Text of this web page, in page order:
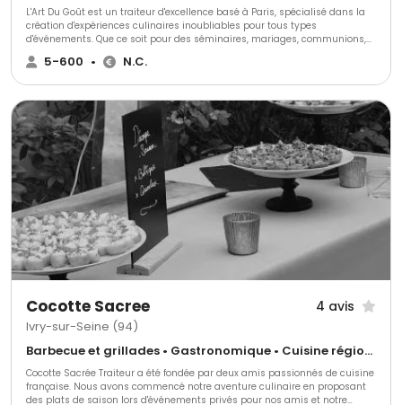
L'Art Du Goût est un traiteur d'excellence basé à Paris, spécialisé dans la
création d'expériences culinaires inoubliables pour tous types
d'événements. Que ce soit pour des séminaires, mariages, communions,
lancements de produits, ou soirées d'entreprise, nous offrons des formules
variées et personnalisées, allant du petit-déjeuner au repas complet, en
de qualité, accompagnés d'une sélection raffinée de vins et champagnes
sur demande. Nous proposons également des options végétariennes, et
des menus adaptés à toutes les restrictions alimentaires, afin de
répondre parfaitement aux besoins de nos clients. Chez l'Art Du Goût, votre
satisfaction est notre priorité.
5-600 • N.C.
Cocotte Sacree 4 avis
Ivry-sur-Seine (94)
Barbecue et grillades • Gastronomique • Cuisine régionale
Cocotte Sacrée Traiteur a été fondée par deux amis passionnés de cuisine
française. Nous avons commencé notre aventure culinaire en proposant
des plats de saison lors d'événements privés pour nos amis et notre